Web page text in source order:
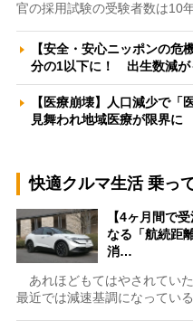
官の採用試験の受験者数は10
【安全・安心ニッポンの
分の1以下に！ 出生数減
【医療崩壊】人口減少で「
見舞われ地域医療が限界
快適クルマ生活 乗っ
【4ヶ月間で
なる「航続距
消…
あれほどもてはやされていた
最近では減速基調になってい